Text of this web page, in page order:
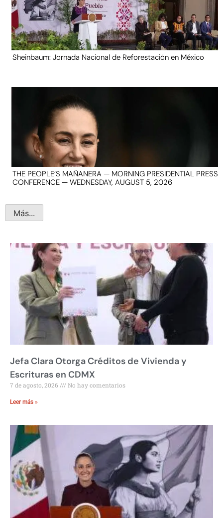
Sheinbaum: Jornada Nacional de Reforestación en México
THE PEOPLE’S MAÑANERA — MORNING PRESIDENTIAL PRESS
CONFERENCE — WEDNESDAY, AUGUST 5, 2026
Más...
Jefa Clara Otorga Créditos de Vivienda y
Escrituras en CDMX
7 de agosto, 2026 No hay comentarios
Leer más »